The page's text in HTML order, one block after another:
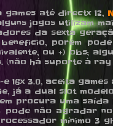
games até directx 12,
jogos utilizam
da sexta
beneficio, porém
ou +) obs;
(não há suporte à ray
16x 3.0, aceita games
já a dual slot
procura uma
não agradar
mínimo 3